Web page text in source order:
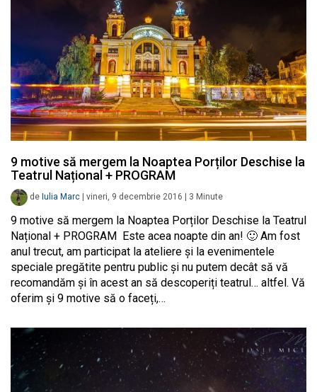
9 motive să mergem la Noaptea Porților Deschise la
Teatrul Național + PROGRAM
de Iulia Marc vineri, 9 decembrie 2016 3 Minute
9 motive să mergem la Noaptea Porților Deschise la Teatrul
Național + PROGRAM Este acea noapte din an! 🙂 Am fost
anul trecut, am participat la ateliere și la evenimentele
speciale pregătite pentru public și nu putem decât să vă
recomandăm și în acest an să descoperiți teatrul… altfel. Vă
oferim și 9 motive să o faceți,…